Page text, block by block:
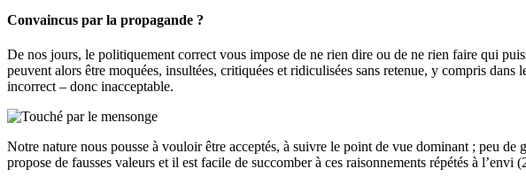
Convaincus par la propagande ?
De nos jours, le politiquement correct vous impose de ne rien dire ou de ne rien faire qui
peuvent alors être moquées, insultées, critiquées et ridiculisées sans retenue, y compris
incorrect – donc inacceptable.
Notre nature nous pousse à vouloir être acceptés, à suivre le point de vue dominant ; peu
propose de fausses valeurs et il est facile de succomber à ces raisonnements répétés à